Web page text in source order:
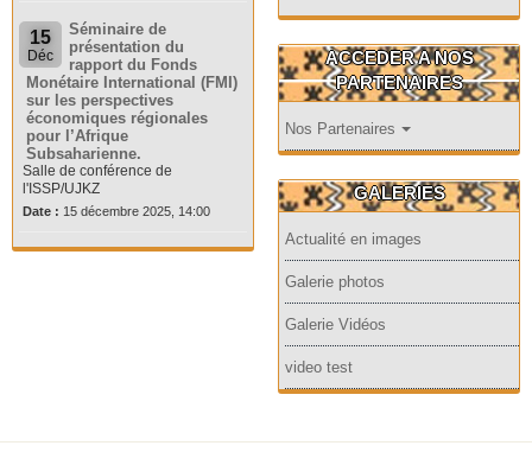
15
Déc
Séminaire de
présentation du
rapport du Fonds
Monétaire International (FMI)
sur les perspectives
économiques régionales
pour l’Afrique
Subsaharienne.
Salle de conférence de
l'ISSP/UJKZ
Date : 15 décembre 2025, 14:00
ACCEDER A NOS
PARTENAIRES
Nos Partenaires
GALERIES
Actualité en images
Galerie photos
Galerie Vidéos
video test